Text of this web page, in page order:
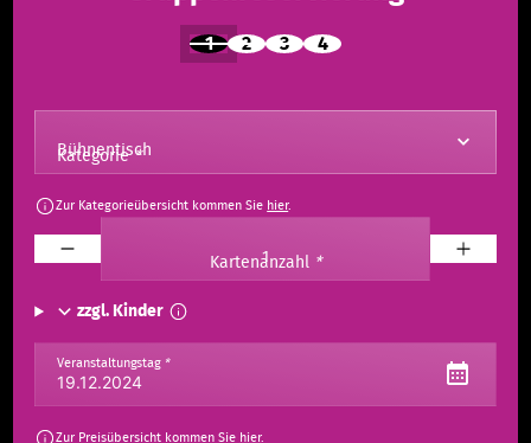
1 2 3 4
Kategorie*
Zur Kategorieübersicht kommen Sie hier.
Kartenanzahl *
zzgl. Kinder
Veranstaltungstag *
Zur Preisübersicht kommen Sie hier.